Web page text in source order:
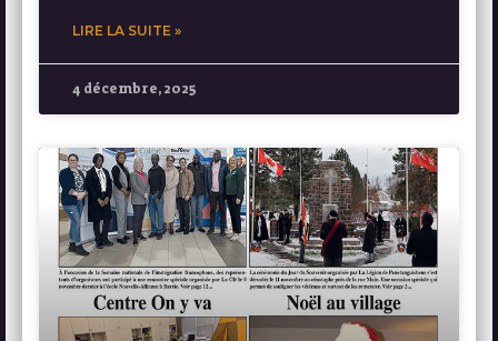
LIRE LA SUITE »
4 décembre, 2025